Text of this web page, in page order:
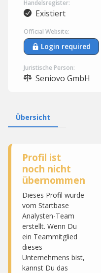
Handelsregister:
Existiert
Official Website:
Login required
Juristische Person:
Seniovo GmbH
Übersicht
Profil ist
noch nicht
übernommen
Dieses Profil wurde
vom Startbase
Analysten-Team
erstellt. Wenn Du
ein Teammitglied
dieses
Unternehmens bist,
kannst Du das